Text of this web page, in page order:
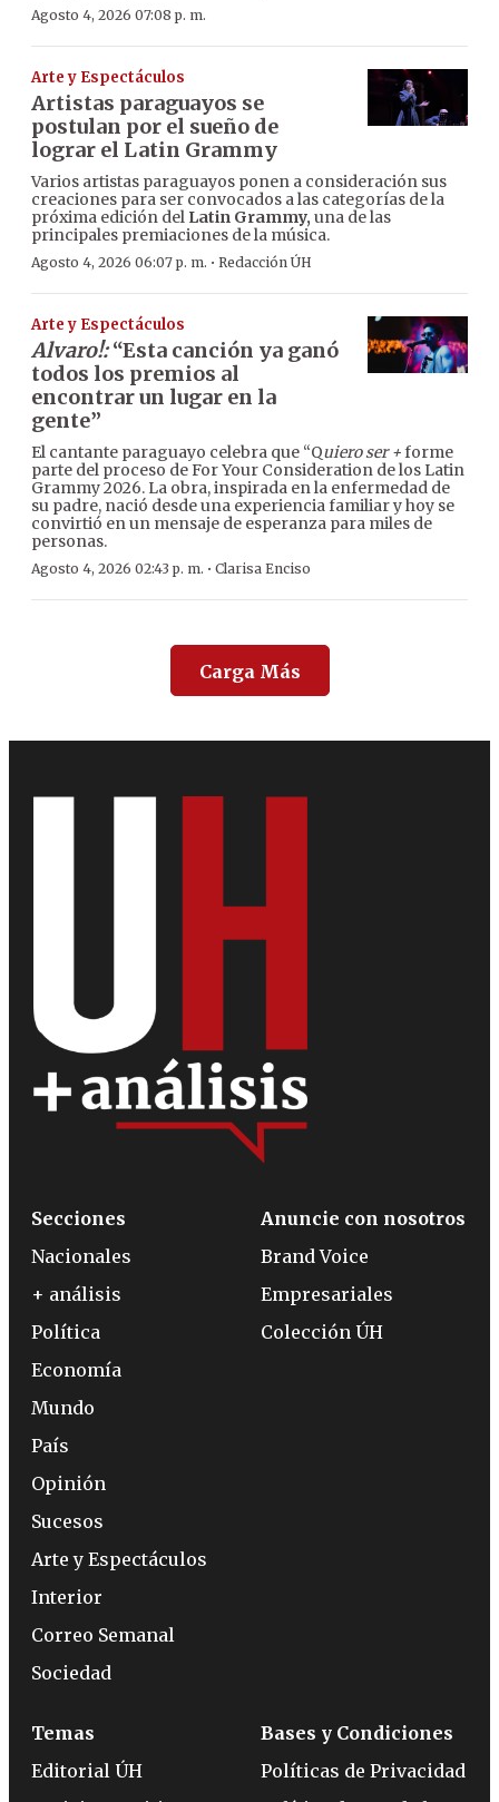
Agosto 4, 2026 07:08 p. m.
Arte y Espectáculos
Artistas paraguayos se
postulan por el sueño de
lograr el Latin Grammy
Varios artistas paraguayos ponen a consideración sus
creaciones para ser convocados a las categorías de la
próxima edición del Latin Grammy, una de las
principales premiaciones de la música.
Agosto 4, 2026 06:07 p. m. · Redacción ÚH
Arte y Espectáculos
Alvaro!:“Esta canción ya ganó
todos los premios al
encontrar un lugar en la
gente”
El cantante paraguayo celebra que “Quiero ser +forme
parte del proceso de For Your Consideration de los Latin
Grammy 2026. La obra, inspirada en la enfermedad de
su padre, nació desde una experiencia familiar y hoy se
convirtió en un mensaje de esperanza para miles de
personas.
Agosto 4, 2026 02:43 p. m. · Clarisa Enciso
Carga Más
Secciones
Nacionales
+ análisis
Política
Economía
Mundo
País
Opinión
Sucesos
Arte y Espectáculos
Interior
Correo Semanal
Sociedad
Anuncie con nosotros
Brand Voice
Empresariales
Colección ÚH
Temas
Editorial ÚH
Bases y Condiciones
Políticas de Privacidad